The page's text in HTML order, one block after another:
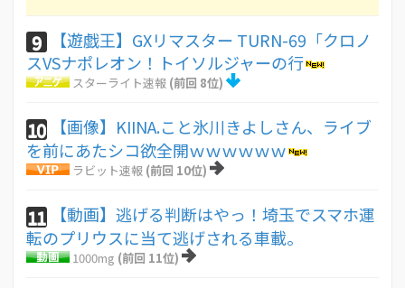
9
【遊戯王】GXリマスター TURN-69「クロノ
スVSナポレオン！トイソルジャーの行
スターライト速報 (前回 8位)
10
【画像】KIINA.こと氷川きよしさん、ライブ
を前にあたシコ欲全開ｗｗｗｗｗｗ
ラビット速報 (前回 10位)
11
【動画】逃げる判断はやっ！埼玉でスマホ運
転のプリウスに当て逃げされる車載。
1000mg (前回 11位)